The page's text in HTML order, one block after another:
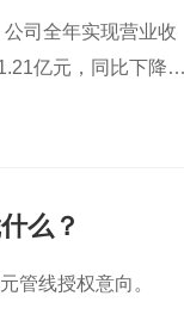
司全年实现营业收
亿元，同比下降5
么？
管线授权意向。